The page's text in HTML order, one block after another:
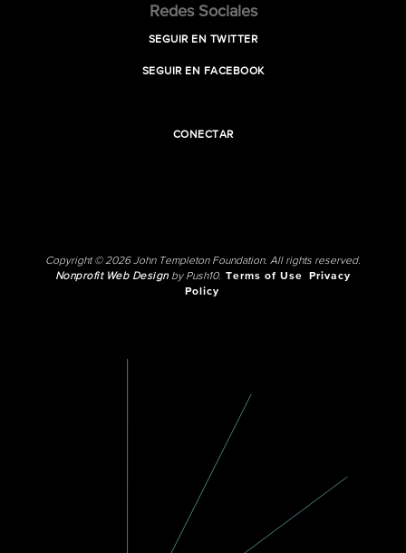
Redes Sociales
SEGUIR EN TWITTER
SEGUIR EN FACEBOOK
CONECTAR
Copyright © 2026 John Templeton Foundation. All rights reserved.
Nonprofit Web Designby Push10. Terms of Use
Privacy
Policy